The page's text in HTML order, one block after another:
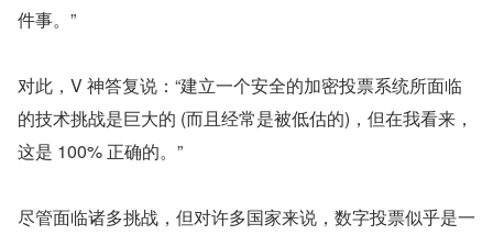
件事。”
对此，V 神答复说：“建立一个安全的加密投票系统所面临
的技术挑战是巨大的 (而且经常是被低估的)，但在我看来，
这是 100% 正确的。”
尽管面临诸多挑战，但对许多国家来说，数字投票似乎是一